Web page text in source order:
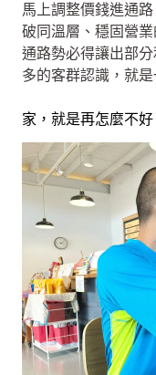
馬上調整價錢進通
破同溫層、穩固營
通路勢必得讓出部
多的客群認識，就
家，就是再怎麼不